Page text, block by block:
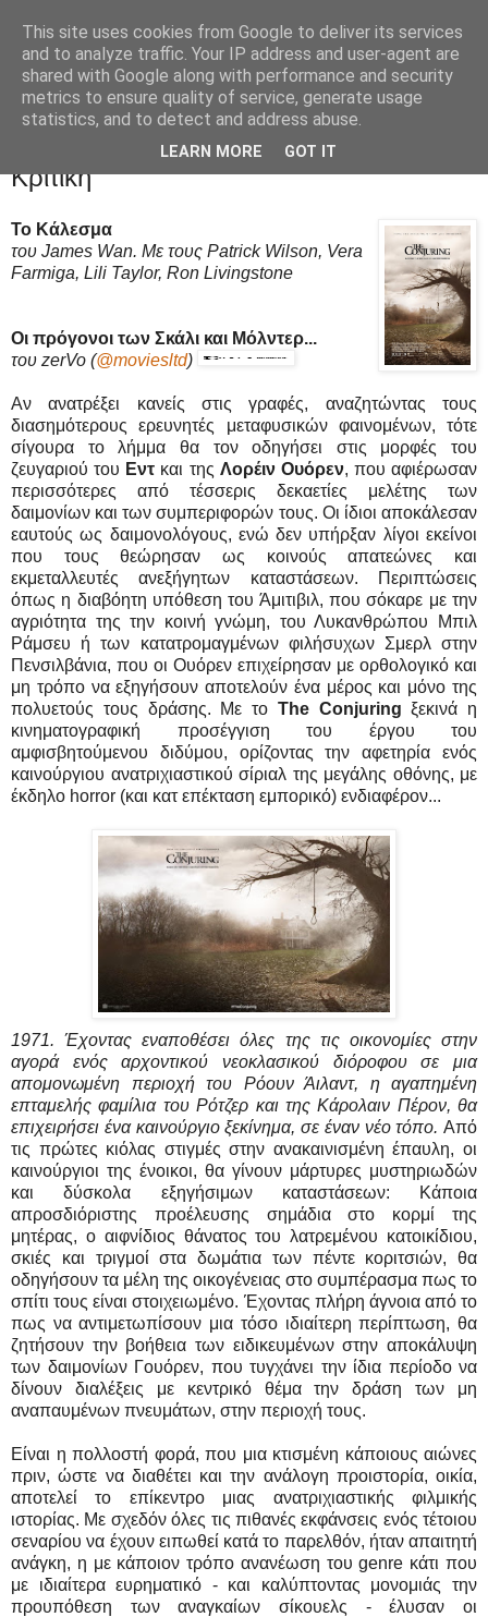
Movies Ltd
26/9/13
Το Κάλεσμα (The Conjuring) - Review /
Κριτική
Το Κάλεσμα
του James Wan. Με τους Patrick Wilson, Vera
Farmiga, Lili Taylor, Ron Livingstone
Οι πρόγονοι των Σκάλι και Μόλντερ...
του zerVo (@moviesltd)
Αν ανατρέξει κανείς στις γραφές, αναζητώντας τους
διασημότερους ερευνητές μεταφυσικών φαινομένων, τότε
σίγουρα το λήμμα θα τον οδηγήσει στις μορφές του
ζευγαριού του Εντ και της Λορέιν Ουόρεν, που αφιέρωσαν
περισσότερες από τέσσερις δεκαετίες μελέτης των
δαιμονίων και των συμπεριφορών τους. Οι ίδιοι αποκάλεσαν
εαυτούς ως δαιμονολόγους, ενώ δεν υπήρξαν λίγοι εκείνοι
που τους θεώρησαν ως κοινούς απατεώνες και
εκμεταλλευτές ανεξήγητων καταστάσεων. Περιπτώσεις
όπως η διαβόητη υπόθεση του Άμιτιβιλ, που σόκαρε με την
αγριότητα της την κοινή γνώμη, του Λυκανθρώπου Μπιλ
Ράμσευ ή των κατατρομαγμένων φιλήσυχων Σμερλ στην
Πενσιλβάνια, που οι Ουόρεν επιχείρησαν με ορθολογικό και
μη τρόπο να εξηγήσουν αποτελούν ένα μέρος και μόνο της
πολυετούς τους δράσης. Με το The Conjuringξεκινά η
κινηματογραφική προσέγγιση του έργου του
αμφισβητούμενου διδύμου, ορίζοντας την αφετηρία ενός
καινούργιου ανατριχιαστικού σίριαλ της μεγάλης οθόνης, με
έκδηλο horror (και κατ επέκταση εμπορικό) ενδιαφέρον...
1971. Έχοντας εναποθέσει όλες της τις οικονομίες στην
αγορά ενός αρχοντικού νεοκλασικού διόροφου σε μια
απομονωμένη περιοχή του Ρόουν Άιλαντ, η αγαπημένη
επταμελής φαμίλια του Ρότζερ και της Κάρολαιν Πέρον, θα
επιχειρήσει ένα καινούργιο ξεκίνημα, σε έναν νέο τόπο. Από
τις πρώτες κιόλας στιγμές στην ανακαινισμένη έπαυλη, οι
καινούργιοι της ένοικοι, θα γίνουν μάρτυρες μυστηριωδών
και δύσκολα εξηγήσιμων καταστάσεων: Κάποια
απροσδιόριστης προέλευσης σημάδια στο κορμί της
μητέρας, ο αιφνίδιος θάνατος του λατρεμένου κατοικίδιου,
σκιές και τριγμοί στα δωμάτια των πέντε κοριτσιών, θα
οδηγήσουν τα μέλη της οικογένειας στο συμπέρασμα πως το
σπίτι τους είναι στοιχειωμένο. Έχοντας πλήρη άγνοια από το
πως να αντιμετωπίσουν μια τόσο ιδιαίτερη περίπτωση, θα
ζητήσουν την βοήθεια των ειδικευμένων στην αποκάλυψη
των δαιμονίων Γουόρεν, που τυγχάνει την ίδια περίοδο να
δίνουν διαλέξεις με κεντρικό θέμα την δράση των μη
αναπαυμένων πνευμάτων, στην περιοχή τους.
Είναι η πολλοστή φορά, που μια κτισμένη κάποιους αιώνες
πριν, ώστε να διαθέτει και την ανάλογη προιστορία, οικία,
αποτελεί το επίκεντρο μιας ανατριχιαστικής φιλμικής
ιστορίας. Με σχεδόν όλες τις πιθανές εκφάνσεις ενός τέτοιου
σεναρίου να έχουν ειπωθεί κατά το παρελθόν, ήταν απαιτητή
ανάγκη, η με κάποιον τρόπο ανανέωση του genre κάτι που
με ιδιαίτερα ευρηματικό - και καλύπτοντας μονομιάς την
προυπόθεση των αναγκαίων σίκουελς - έλυσαν οι
This site uses cookies from Google to deliver its services
and to analyze traffic. Your IP address and user-agent are
shared with Google along with performance and security
metrics to ensure quality of service, generate usage
statistics, and to detect and address abuse.
LEARN MORE GOT IT